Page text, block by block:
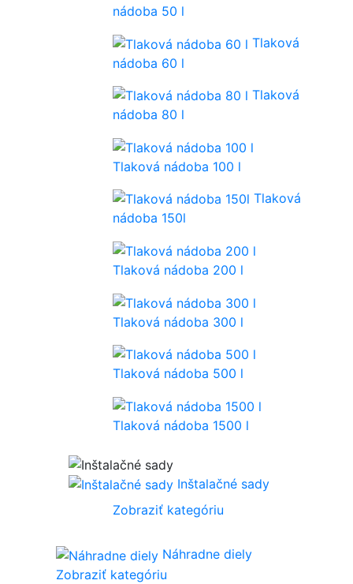
nádoba 50 l
Tlaková
nádoba 60 l
Tlaková
nádoba 80 l
Tlaková nádoba 100 l
Tlaková
nádoba 150l
Tlaková nádoba 200 l
Tlaková nádoba 300 l
Tlaková nádoba 500 l
Tlaková nádoba 1500 l
Inštalačné sady
Zobraziť kategóriu
Náhradne diely
Zobraziť kategóriu